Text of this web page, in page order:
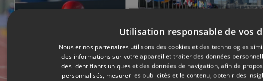
Utilisation responsable de vos
Nous et nos partenaires utilisons des cookies et des technologies
des informations sur votre appareil et traiter des données
des identifiants uniques et des données de navigation, afin de
personnalisés, mesurer les publicités et le contenu, obtenir des